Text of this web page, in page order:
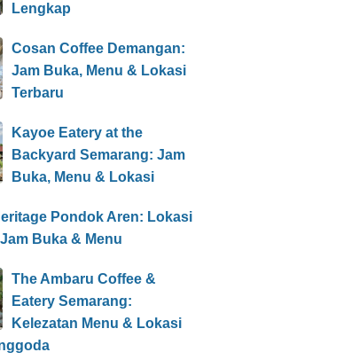
Lengkap
Cosan Coffee Demangan:
Jam Buka, Menu & Lokasi
Terbaru
Kayoe Eatery at the
Backyard Semarang: Jam
Buka, Menu & Lokasi
Pondok Aren: Lokasi
Buka & Menu
The Ambaru Coffee &
Eatery Semarang:
Kelezatan Menu & Lokasi